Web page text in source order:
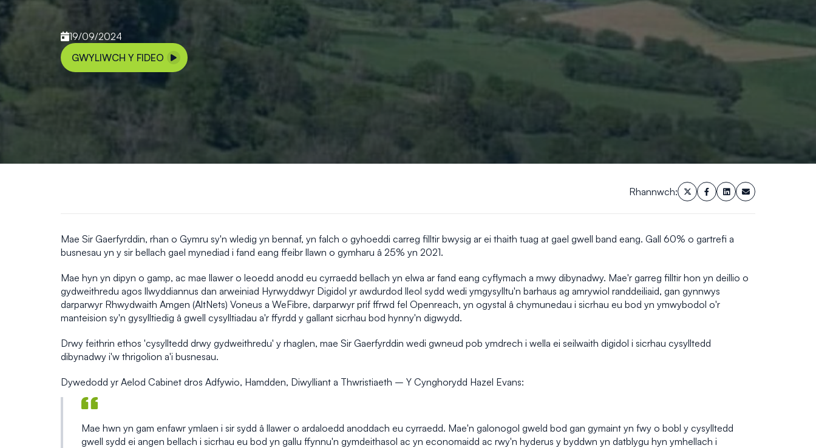
19/09/2024
GWYLIWCH Y FIDEO
Rhannwch:
Mae Sir Gaerfyrddin, rhan o Gymru sy'n wledig yn bennaf, yn falch o gyhoeddi carreg filltir bwysig ar ei thaith tuag at gael gwell band eang. Gall 60% o gartrefi a
busnesau yn y sir bellach gael mynediad i fand eang ffeibr llawn o gymharu â 25% yn 2021.
Mae hyn yn dipyn o gamp, ac mae llawer o leoedd anodd eu cyrraedd bellach yn elwa ar fand eang cyflymach a mwy dibynadwy. Mae'r garreg filltir hon yn deillio o
gydweithredu agos llwyddiannus dan arweiniad Hyrwyddwyr Digidol yr awdurdod lleol sydd wedi ymgysylltu'n barhaus ag amrywiol randdeiliaid, gan gynnwys
darparwyr Rhwydwaith Amgen (AltNets) Voneus a WeFibre, darparwyr prif ffrwd fel Openreach, yn ogystal â chymunedau i sicrhau eu bod yn ymwybodol o'r
manteision sy'n gysylltiedig â gwell cysylltiadau a'r ffyrdd y gallant sicrhau bod hynny'n digwydd.
Drwy feithrin ethos 'cysylltedd drwy gydweithredu' y rhaglen, mae Sir Gaerfyrddin wedi gwneud pob ymdrech i wella ei seilwaith digidol i sicrhau cysylltedd
dibynadwy i'w thrigolion a'i busnesau.
Dywedodd yr Aelod Cabinet dros Adfywio, Hamdden, Diwylliant a Thwristiaeth – Y Cynghorydd Hazel Evans:
Mae hwn yn gam enfawr ymlaen i sir sydd â llawer o ardaloedd anoddach eu cyrraedd. Mae'n galonogol gweld bod gan gymaint yn fwy o bobl y cysylltedd
gwell sydd ei angen bellach i sicrhau eu bod yn gallu ffynnu'n gymdeithasol ac yn economaidd ac rwy'n hyderus y byddwn yn datblygu hyn ymhellach i